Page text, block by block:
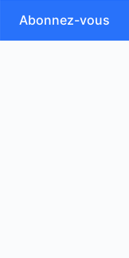
Abonnez-vous